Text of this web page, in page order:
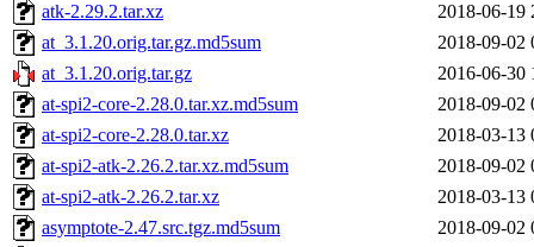
atk-2.29.2.tar.xz
2018-06-19
at_3.1.20.orig.tar.gz.md5sum
2018-09-02
at_3.1.20.orig.tar.gz
2016-06-30
at-spi2-core-2.28.0.tar.xz.md5sum
2018-09-02
at-spi2-core-2.28.0.tar.xz
2018-03-13
at-spi2-atk-2.26.2.tar.xz.md5sum
2018-09-02
at-spi2-atk-2.26.2.tar.xz
2018-03-13
asymptote-2.47.src.tgz.md5sum
2018-09-02